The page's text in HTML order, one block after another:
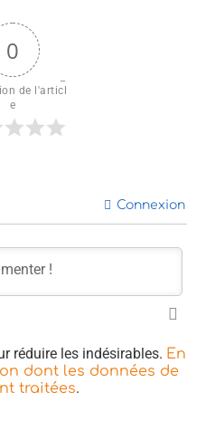
0
de l'articl
e
Connexion
réduire les indésirables. En
dont les données de
traitées.